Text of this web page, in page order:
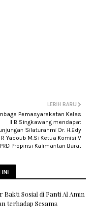
LEBIH BARU
Pemasyarakatan Kelas
II B Singkawang mendapat
Silaturahmi Dr. H.Edy
R Yacoub M.Si Ketua Komisi V
Propinsi Kalimantan Barat
INI
Bakti Sosial di Panti Al Amin
terhadap Sesama